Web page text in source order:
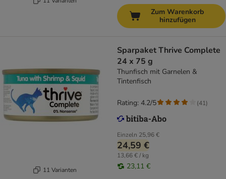
Zum Warenkorb
hinzufügen
11 Varianten
Sparpaket Thrive Complete
24 x 75 g
Thunfisch mit Garnelen &
Tintenfisch
Einzeln 25,96 €
24,59 €
13,66 € / kg
23,11 €
Rating: 4.2/5 (41)